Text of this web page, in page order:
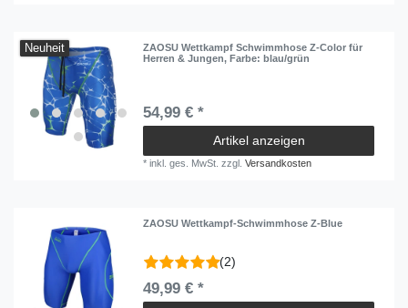
Neuheit
ZAOSU Wettkampf Schwimmhose Z-Color für
Herren & Jungen, Farbe: blau/grün
54,99 € *
Artikel anzeigen
*inkl. ges. MwSt. zzgl.Versandkosten
ZAOSU Wettkampf-Schwimmhose Z-Blue
(2)
49,99 € *